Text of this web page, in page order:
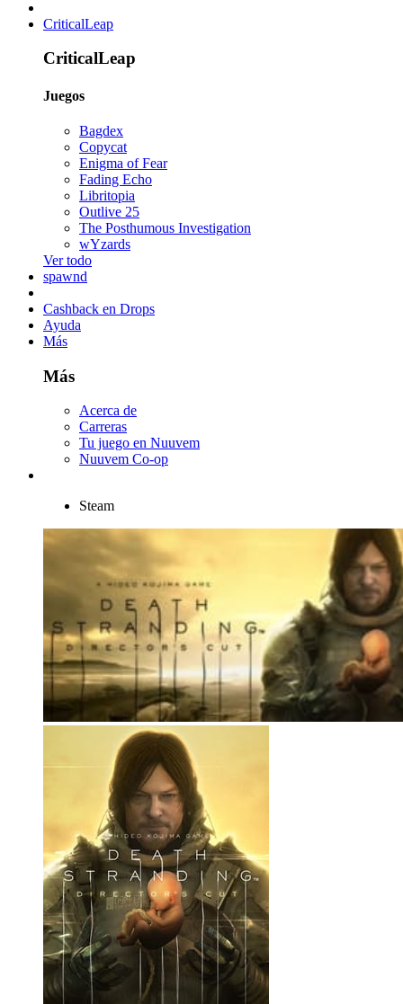
CriticalLeap
CriticalLeap
Juegos
Bagdex
Copycat
Enigma of Fear
Fading Echo
Libritopia
Outlive 25
The Posthumous Investigation
wYzards
Ver todo
spawnd
Cashback en Drops
Ayuda
Más
Más
Acerca de
Carreras
Tu juego en Nuuvem
Nuuvem Co-op
Steam